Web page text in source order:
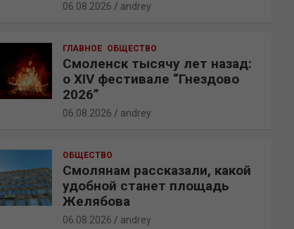
06.08.2026 andrey
ГЛАВНОЕ ОБЩЕСТВО
Смоленск тысячу лет назад:
о XIV фестивале “Гнездово
2026”
06.08.2026 andrey
ОБЩЕСТВО
Смолянам рассказали, какой
удобной станет площадь
Желябова
06.08.2026 andrey